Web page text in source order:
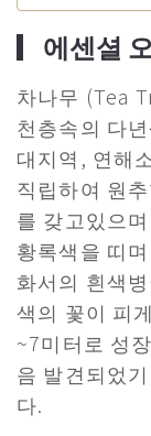
▎에센셜
차나무 (Tea
천층속의 다
대지역, 연해
직립하여 원
를 갖고있으
황록색을 띠
화서의 흰색
색의 꽃이 피
~7미터로 성
음 발견되었
다.